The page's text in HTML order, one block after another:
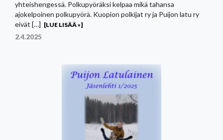
yhteishengessä. Polkupyöräksi kelpaa mikä tahansa
ajokelpoinen polkupyörä. Kuopion polkijat ry ja Puijon latu ry
eivät […] [LUE LISÄÄ »]
2.4.2025